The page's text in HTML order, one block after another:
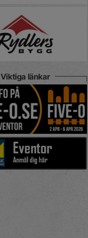
Viktiga länkar